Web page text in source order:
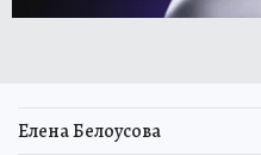
Елена Белоусова